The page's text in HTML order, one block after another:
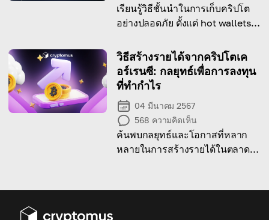
เรียนรู้วิธีชั้นนำในการเก็บคริปโต
อย่างปลอดภัย ตั้งแต่ hot wallets
วิธีสร้างรายได้จากคริปโตเค
อร์เรนซี: กลยุทธ์เพื่อการลงทุน
ที่ทำกำไร
04 มีนาคม 2567
568 ความคิดเห็น
ค้นพบกลยุทธ์และโอกาสที่หลาก
หลายในการสร้างรายได้ในตลาดค